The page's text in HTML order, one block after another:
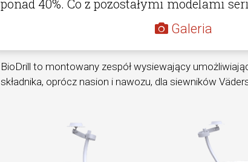
ponad 40%. Co z pozostałymi modelami
Galeria
BioDrill to montowany zespół wysiewający
składnika, oprócz nasion i nawozu, dla siewników